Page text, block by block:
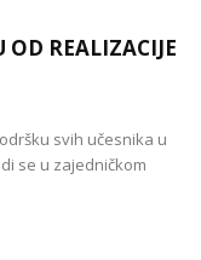
OD REALIZACIJE
svih učesnika u
se u zajedničkom